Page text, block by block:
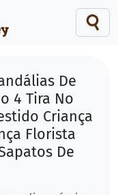
De
4 Tira No
Criança
Florista
De